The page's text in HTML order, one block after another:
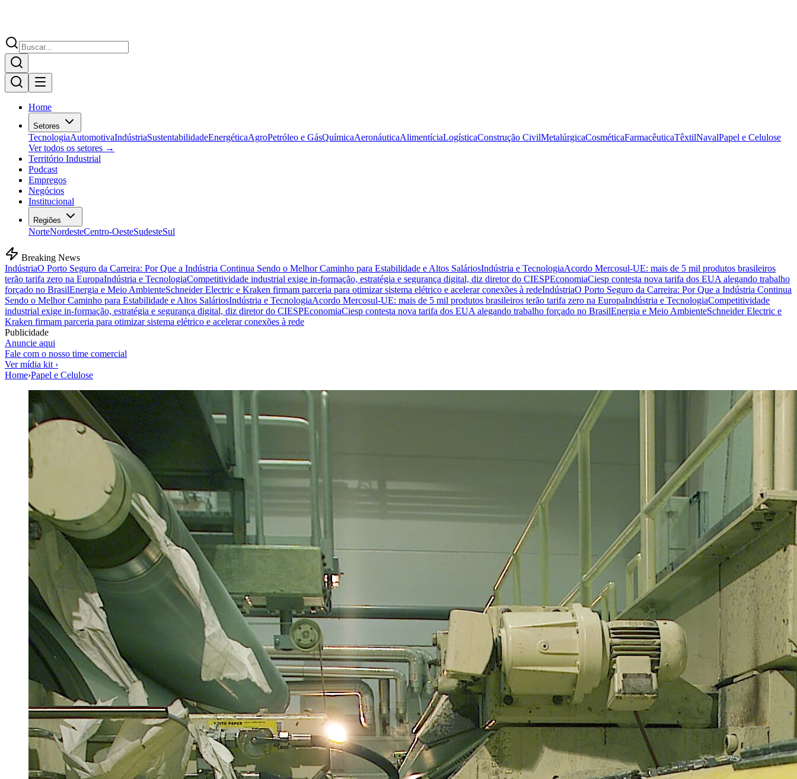
Home
Setores
TecnologiaAutomotivaIndústriaSustentabilidadeEnergéticaAgroPetróleo e GásQuímicaAeronáuticaAlimentíciaLogísticaConstrução CivilMetalúrgicaCosméticaFarmacêuticaTêxtilNavalPapel e Celulose
Ver todos os setores →
Território Industrial
Podcast
Empregos
Negócios
Institucional
Regiões
NorteNordesteCentro-OesteSudesteSul
Breaking News
IndústriaO Porto Seguro da Carreira: Por Que a Indústria Continua Sendo o Melhor Caminho para Estabilidade e Altos SaláriosIndústria e TecnologiaAcordo Mercosul-UE: mais de 5 mil produtos brasileiros
terão tarifa zero na EuropaIndústria e TecnologiaCompetitividade industrial exige in-formação, estratégia e segurança digital, diz diretor do CIESPEconomiaCiesp contesta nova tarifa dos EUA alegando trabalho
forçado no BrasilEnergia e Meio AmbienteSchneider Electric e Kraken firmam parceria para otimizar sistema elétrico e acelerar conexões à redeIndústriaO Porto Seguro da Carreira: Por Que a Indústria Continua
Sendo o Melhor Caminho para Estabilidade e Altos SaláriosIndústria e TecnologiaAcordo Mercosul-UE: mais de 5 mil produtos brasileiros terão tarifa zero na EuropaIndústria e TecnologiaCompetitividade
industrial exige in-formação, estratégia e segurança digital, diz diretor do CIESPEconomiaCiesp contesta nova tarifa dos EUA alegando trabalho forçado no BrasilEnergia e Meio AmbienteSchneider Electric e
Kraken firmam parceria para otimizar sistema elétrico e acelerar conexões à rede
Publicidade
Anuncie aqui
Fale com o nosso time comercial
Ver mídia kit ›
Home›Papel e Celulose